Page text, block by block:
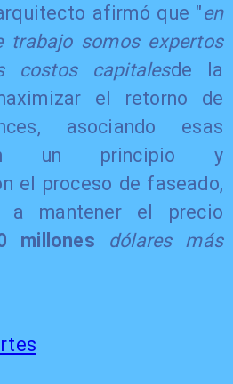
afirmó que "en
trabajo somos expertos
costos capitalesde la
el retorno de
asociando esas
un principio y
el proceso de faseado,
a mantener el precio
millones dólares más